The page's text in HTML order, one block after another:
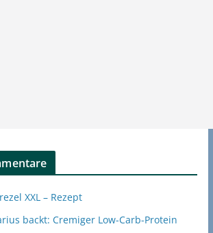
XXL – Rezept
backt: Cremiger Low-Carb-Protein